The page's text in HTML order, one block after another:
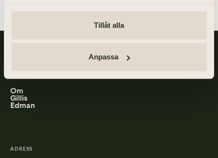
Tillåt alla
Anpassa
På våra kontor fördelade över hela Västsverige hjälper vi kunder
Om
Gillis
Edman
ADRESS